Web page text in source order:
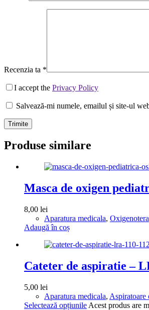
Recenzia ta *
I accept the Privacy Policy
Salvează-mi numele, emailul și site-ul
Trimite
Produse similare
Masca de oxigen
8,00 lei
Aparatura medicala,
Adaugă în coș
Cateter de aspiratie –
5,00 lei
Aparatura medicala, Aspiratoare
Selectează opțiunile Acest produs are